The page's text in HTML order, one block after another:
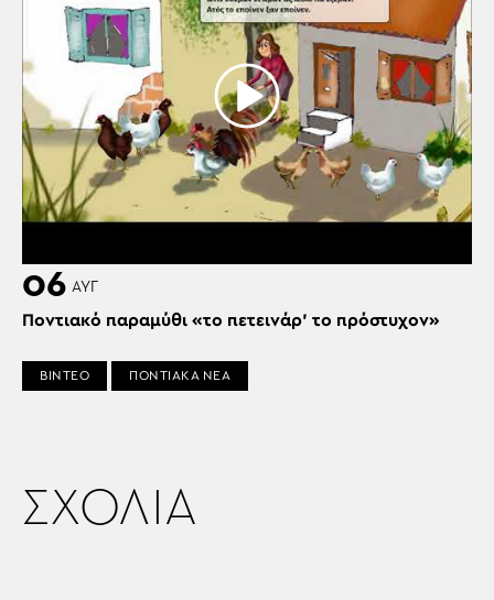
06 ΑΥΓ
Ποντιακό παραμύθι «το πετεινάρ’ το πρόστυχον»
ΒΙΝΤΕΟ ΠΟΝΤΙΑΚΑ ΝΕΑ
ΣΧΟΛΙΑ